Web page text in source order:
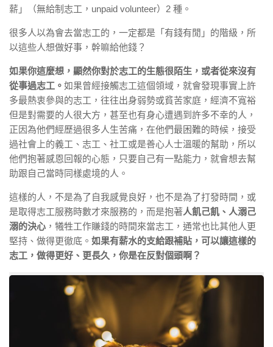
薪」（無給制志工，unpaid volunteer）2 種。
很多人以為會去當志工的，一定都是「有錢有閒」的階級，所
以這些人想做好事，幹嘛給他錢？
如果你這麼想，顯然你對於志工的生態很陌生，或者從來沒有
從事過志工。 如果曾經接觸志工這個領域，就會發現事實上許
多最熱衷參與的志工，往往出身弱勢或貧苦家庭，經濟不寬裕
但是對需要的人很大方，甚至也有身心遭遇到許多不幸的人，
正因為他們經歷過很多人生苦痛，在他們最困難的時候，接受
過社會上的義工、志工、社工或是善心人士溫暖的幫助，所以
他們抱著感恩回報的心態，只要自己有一點能力，就會想去幫
助跟自己當時同樣處境的人。
這樣的人，不是為了自我感覺良好，也不是為了打發時間，或
是取得志工服務時數才來服務的，而是抱著人飢己飢、人溺己
溺的決心 ，犧牲工作賺錢的時間來當志工，通常也比其他人更
堅持、做得更徹底。 如果有薪水的支給跟補貼，可以讓這樣的
志工，做得更好、更長久，你是在反對個頭啊？